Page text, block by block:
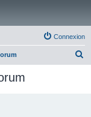
Connexion